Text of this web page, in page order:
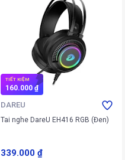
TIẾT KIỆM
160.000 ₫
DAREU
Tai nghe DareU EH416 RGB (Đen)
339.000 ₫